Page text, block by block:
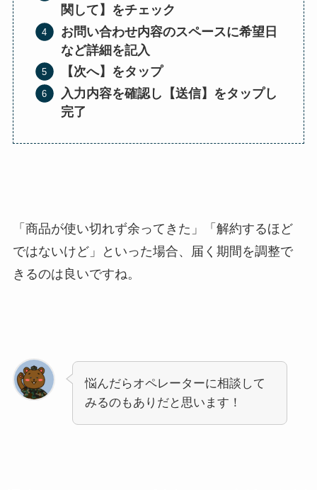
関して 】をチェック
お問い合わせ内容のスペースに希望日
など詳細を記入
【次へ】をタップ
入力内容を確認し【送信】をタップし
完了
「商品が使い切れず余ってきた」「解約するほど
ではないけど」といった場合、届く期間を調整で
きるのは良いですね。
悩んだらオペレーターに相談して
みるのもありだと思います！